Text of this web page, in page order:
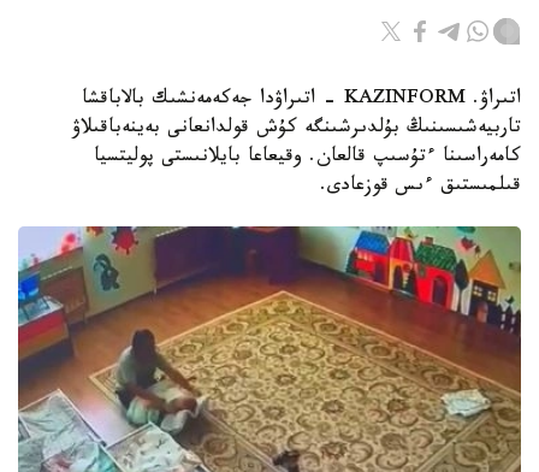
اتىراۋ. KAZINFORM - اتىراۋدا جەكەمەنشىك بالاباقشا
تاربيەشىسىنىڭ بۇلدىرشىنگە كۇش قولدانعانى بەينەباقىلاۋ
كامەراسىنا ءتۇسىپ قالعان. وقيعاعا بايلانىستى پوليتسيا
قىلمىستىق ءىس قوزعادى.